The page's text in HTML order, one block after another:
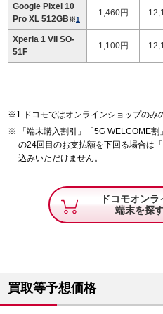
Google Pixel 10
Pro XL 512GB※1
1,460円
Xperia 1 VII SO-
51F
1,100円
ドコモではオンラインショップのみ
「端末購入割引」「5G WELCOME
の24回目のお支払額を下回る場合は
込みいただけません。
ドコモオン
端末を探
買取等予想価格